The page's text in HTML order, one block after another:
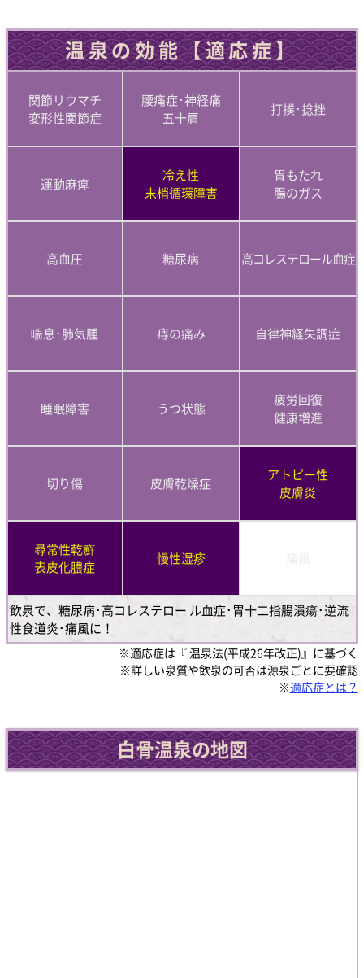
温泉の効能【適応症】
関節リウマチ
変形性関節症
腰痛症･神経痛
五十肩
打撲･捻挫
運動麻痺
冷え性
末梢循環障害
胃もたれ
腸のガス
高血圧 糖尿病 高コレステロール血症
喘息･肺気腫 痔の痛み 自律神経失調症
睡眠障害 うつ状態
疲労回復
健康増進
切り傷 皮膚乾燥症
アトピー性
皮膚炎
尋常性乾癬
表皮化膿症
慢性湿疹
飲泉で、糖尿病･高コレステロー ル血症･胃十二指腸潰瘍･逆流
性食道炎･痛風に！
※適応症は『 温泉法(平成26年改正)』に基づく
※詳しい泉質や飲泉の可否は源泉ごとに要確認
※適応症とは？
白骨温泉の地図